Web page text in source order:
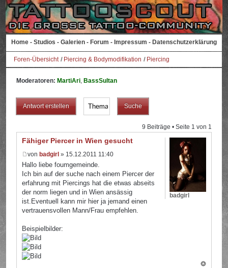
Home - Studios - Galerien - Forum - Impressum - Datenschutzerklärung
Foren-Übersicht Piercing & Bodymodifikation Piercing
Moderatoren: MartiAri, BassSultan
Antwort erstellen
9 Beiträge • Seite 1 von 1
Fähiger Piercer in Wien gesucht
von badgirl » 15.12.2011 11:40
Hallo liebe foumgemeinde.
Ich bin auf der suche nach einem Piercer der
erfahrung mit Piercings hat die etwas abseits
der norm liegen und in Wien ansässig
ist.Eventuell kann mir hier ja jemand einen
vertrauensvollen Mann/Frau empfehlen.
Beispielbilder:
badgirl